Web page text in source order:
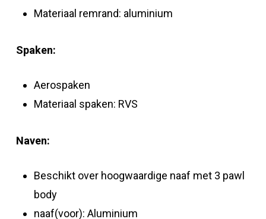
Materiaal remrand: aluminium
Spaken:
Aerospaken
Materiaal spaken: RVS
Naven:
Beschikt over hoogwaardige naaf met 3 pawl
body
naaf(voor): Aluminium